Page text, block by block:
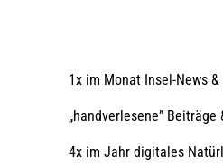
1x im Monat Insel-News
„handverlesene”
4x im Jahr digitales